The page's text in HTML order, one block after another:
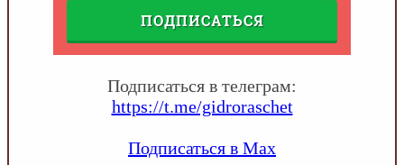
ПОДПИСАТЬСЯ
Подписаться в телеграм:
https://t.me/gidroraschet
Подписаться в Max